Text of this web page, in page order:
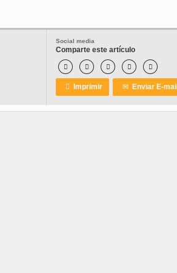
Social media
Comparte este artículo
    
 Imprimir ✉ Enviar E-mail